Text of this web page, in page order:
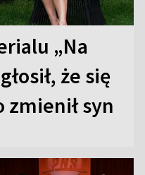
„Na
że się
zmienił syn